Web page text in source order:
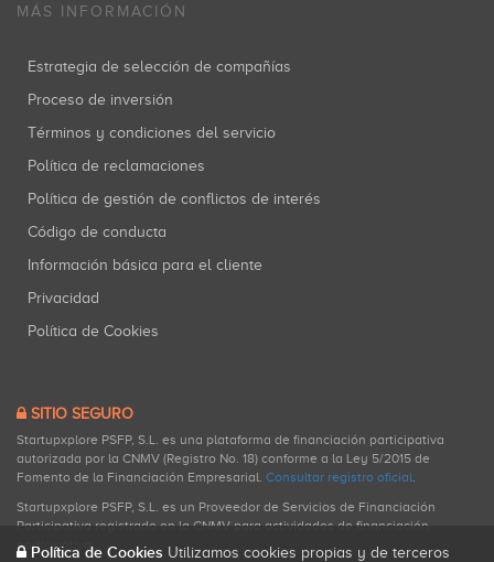
MÁS INFORMACIÓN
Estrategia de selección de compañías
Proceso de inversión
Términos y condiciones del servicio
Política de reclamaciones
Política de gestión de conflictos de interés
Código de conducta
Información básica para el cliente
Privacidad
Política de Cookies
SITIO SEGURO
Startupxplore PSFP, S.L. es una plataforma de financiación participativa
autorizada por la CNMV (Registro No. 18) conforme a la Ley 5/2015 de
Fomento de la Financiación Empresarial. Consultar registro oficial.
Startupxplore PSFP, S.L. es un Proveedor de Servicios de Financiación
Participativa registrado en la CNMV para actividades de financiación
participativa.
Política de Cookies Utilizamos cookies propias y de terceros